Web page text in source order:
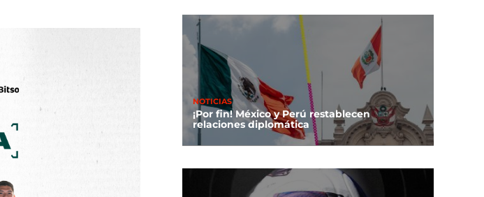
NOTICIAS
¡Por fin! México y Perú restablecen
relaciones diplomática